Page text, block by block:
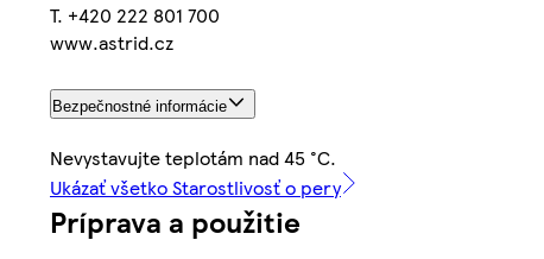
T. +420 222 801 700
www.astrid.cz
Bezpečnostné informácie
Nevystavujte teplotám nad 45 °C.
Ukázať všetko Starostlivosť o pery
Príprava a použitie